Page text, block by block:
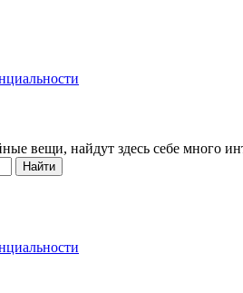
вещи, найдут здесь себе много